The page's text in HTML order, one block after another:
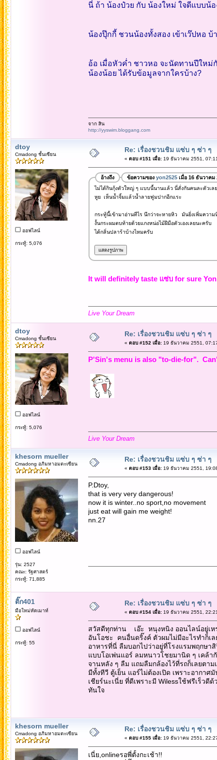
นี่ ถ้า น้องป๋วย กับ น้องใหม่ ใจดีแบบ
น้องปุ๊กกี้ ชวนน้องทั้งสอง เข้าเว๊ปหอ บ้
อ้อ เมื่อหัวค่ำ ชาวหอ จะนัดทานปีให
น้องน้อย ได้รับข้อมูลจากใครบ้าง?
จาก สิน
http://yyswim.bloggang.com
dtoy
Cmadong ชั้นเซียน
ออฟไลน์
กระทู้: 5,076
Re: เรื่องชวนชิม แซ่บ ๆ ซ่า ๆ
« ตอบ #151 เมื่อ:19 ธันวาคม 2551,
อ้างถึง ข้อความของ yon2525เมื่อ 16 ธันวาคม
ไม่ได้กินกุ้งตัวใหญ่ ๆ แบบนี้นานแล้ว นี่สั่งกันคนละตัวเล
หูย เห็นน้ำจิ้มแล้วน้ำลายฟูมปากอีกแระ
กระทู้นี้เข้ามาอ่านทีไร นึกว่าจะหายหิว มันยิ่งเพิ่มควา
งั้นกระผมตบท้ายด้วยแกงหน่อไม้ฝีมือตัวเองเลยนะครับ
ได้กลิ่นปลาร้าบ้างไหมครับ
It will definitely taste แซ่บ for sure
Live Your Dream
dtoy
Cmadong ชั้นเซียน
ออฟไลน์
กระทู้: 5,076
Re: เรื่องชวนชิม แซ่บ ๆ ซ่า ๆ
« ตอบ #152 เมื่อ:19 ธันวาคม 2551,
P'Sin's menu is also "to-die-for".
Live Your Dream
khesorn mueller
Cmadong อภิมหาอมตะเซียน
ออฟไลน์
รุ่น: 2527
คณะ: รัฐศาสตร์
กระทู้: 71,885
Re: เรื่องชวนชิม แซ่บ ๆ ซ่า ๆ
« ตอบ #153 เมื่อ:19 ธันวาคม 2551,
P.Dtoy,
that is very very dangerous!
now it is winter..no sport,no movement
just eat will gain me weight!
nn.27
ติ๊ก401
มือใหม่หัดเมาท์
ออฟไลน์
กระทู้: 55
Re: เรื่องชวนชิม แซ่บ ๆ ซ่า ๆ
« ตอบ #154 เมื่อ:19 ธันวาคม 2551,
สวัสดีทุกท่าน เอ๊ะ หนุงหนิง ออนไลน์อยู่เหร
อันโอชะ คนอื่นดริ๊งค์ ตัวผมไม่มีอะไรทำก็เ
อาหารที่นี่ ลืมบอกไปว่าอยู่ที่โรงแรมพฤกษ
แบบโอเพ่นแอร์ ลมหนาวโชยมานิด ๆ เคล้า
จานหลัง ๆ ลืม แถมลืมกล้องไว้ที่รถก็เลยตา
มีทั้งทีวี ตู้เย็น แอร์ไม่ต้องเปิด เพราะอากา
เชียร์นะเนี่ย ที่ดีเพราะมี Wilessใช้ฟรีเร็วดี
ทันใจ
khesorn mueller
Cmadong อภิมหาอมตะเซียน
Re: เรื่องชวนชิม แซ่บ ๆ ซ่า ๆ
« ตอบ #155 เมื่อ:19 ธันวาคม 2551,
เนี่ย,onlineรอพี่ตั้งกะเช้า!!